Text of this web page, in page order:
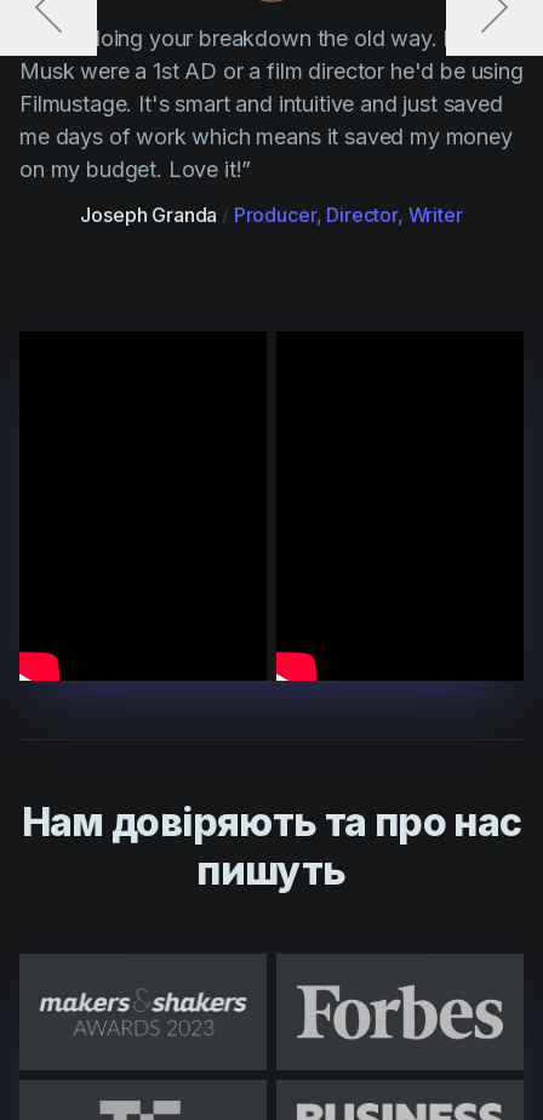
“ Stop doing your breakdown the old way. If Elon
Musk were a 1st AD or a film director he'd be using
Filmustage. It's smart and intuitive and just saved
me days of work which means it saved my money
on my budget. Love it!”
Joseph Granda / Producer, Director, Writer
Нам довіряють та про нас
пишуть